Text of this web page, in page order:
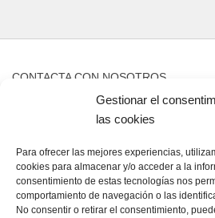
Gestionar el
las cookies
Para ofrecer las mejores experiencias,
cookies para almacenar y/o acceder a la
consentimiento de estas tecnologías nos
comportamiento de navegación o las
No consentir o retirar el consentimiento,
CONTACTA CON NOSOTROS
QUIENES SOMOS
Quienes somos